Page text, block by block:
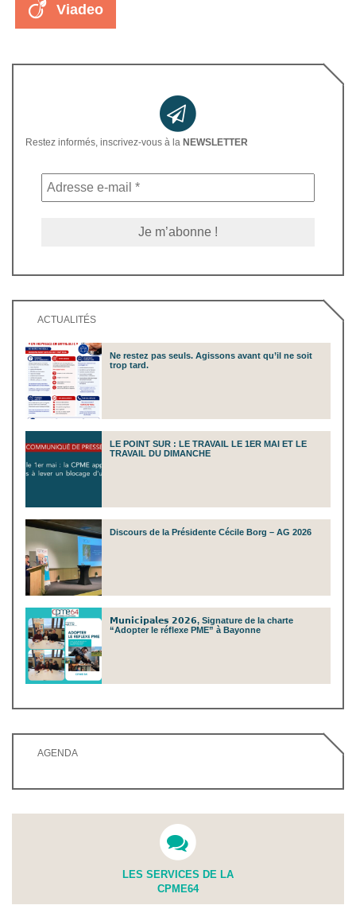
Viadeo
Restez informés, inscrivez-vous à la NEWSLETTER
ACTUALITÉS
Ne restez pas seuls. Agissons avant qu’il ne soit
trop tard.
LE POINT SUR : LE TRAVAIL LE 1ER MAI ET LE
TRAVAIL DU DIMANCHE
Discours de la Présidente Cécile Borg – AG 2026
𝗠𝘂𝗻𝗶𝗰𝗶𝗽𝗮𝗹𝗲𝘀 𝟮𝟬𝟮𝟲, Signature de la charte
“Adopter le réflexe PME” à Bayonne
AGENDA
LES SERVICES DE LA
CPME64